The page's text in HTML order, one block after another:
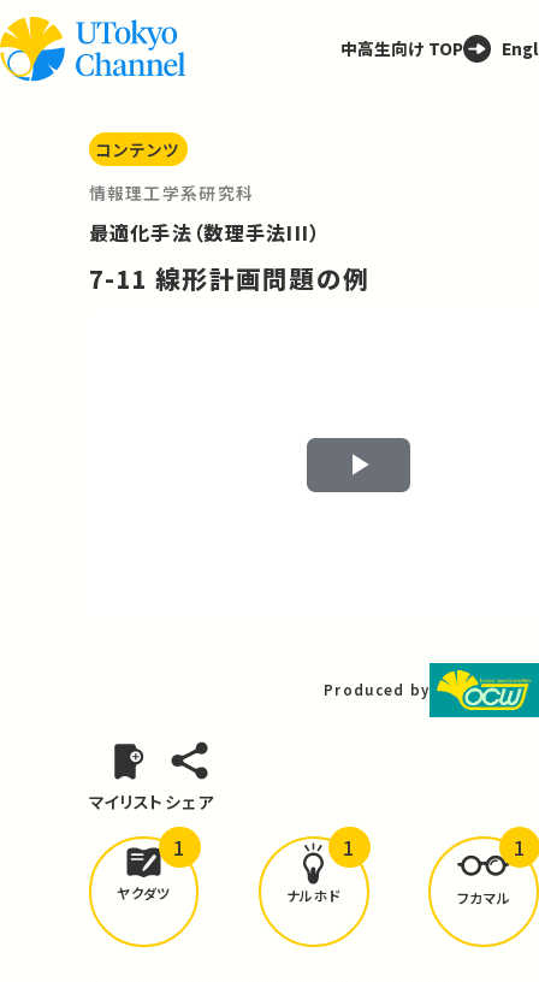
中高生向け TOP
コンテンツ
情報理工学系研究科
最適化手法（数理手法III）
7-11 線形計画問題の例
Play
Produced by
マイリスト シェア
どんな学びがありましたか？
ヤクダツ
1
ナルホド
1
フカマル
1